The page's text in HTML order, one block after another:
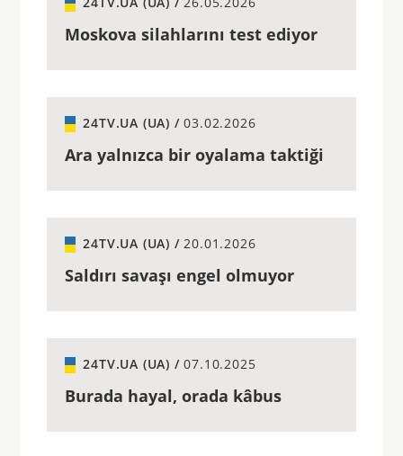
Moskova silahlarını test ediyor
24TV.UA (UA) /03.02.2026
Ara yalnızca bir oyalama taktiği
24TV.UA (UA) / 20.01.2026
Saldırı savaşı engel olmuyor
24TV.UA (UA) /07.10.2025
Burada hayal, orada kâbus